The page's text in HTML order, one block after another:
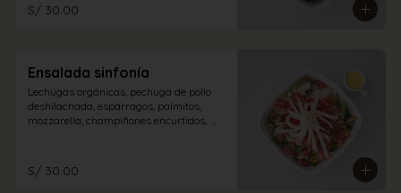
S/ 30.00
Ensalada sinfonía
Lechugas orgánicas, pechuga de pollo
deshilachada, espárragos, palmitos,
mozzarella, champiñones encurtidos,
S/ 30.00